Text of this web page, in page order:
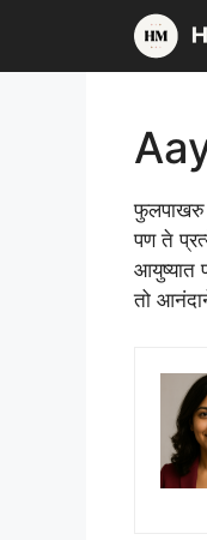
content
पण ते
आयुष्यात
तो